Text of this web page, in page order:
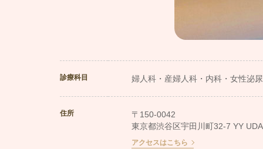
診療科目 婦人科・産婦人科・内科・女性泌
住所
〒150-0042
東京都渋谷区宇田川町32-7 YY
アクセスはこちら